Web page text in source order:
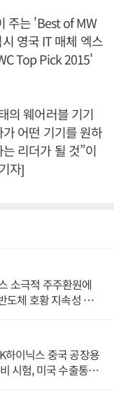
주는 'Best of MW
영국 IT 매체 엑스
Top Pick 2015'
의 웨어러블 기기
어떤 기기를 원하
리더가 될 것”이
자]
소극적 주주환원에
도체 호황 지속성 의
이닉스 중국 공장용
시험, 미국 수출통제